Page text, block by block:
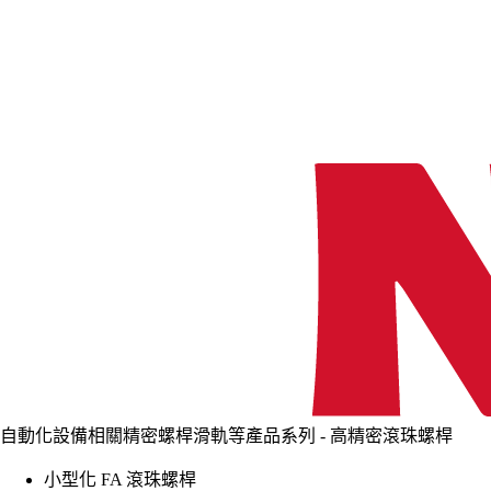
自動化設備相關精密螺桿滑軌等產品系列 - 高精密滾珠螺桿
小型化 FA 滾珠螺桿